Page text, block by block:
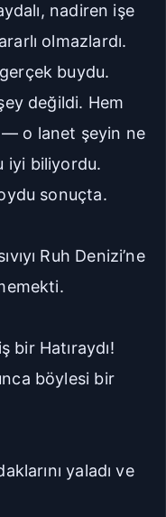
nadiren işe
olmazlardı.
buydu.
değildi. Hem
— o lanet şeyin ne
iyi biliyordu.
sonuçta.
Ruh Denizi’ne
bir Hatıraydı!
böylesi bir
yaladı ve